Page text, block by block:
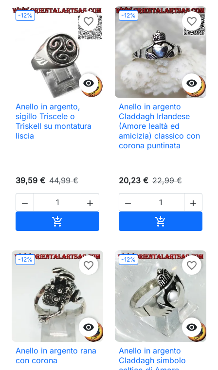
-12%

favorite_border
Anello in argento,
sigillo Triscele o
Triskell su montatura
liscia
39,59 € 44,99 €
 

-12%

favorite_border
Anello in argento
Claddagh Irlandese
(Amore lealtà ed
amicizia) classico con
corona puntinata
20,23 € 22,99 €
 

-12%

favorite_border
Anello in argento rana
con corona
-12%

favorite_border
Anello in argento
Claddagh simbolo